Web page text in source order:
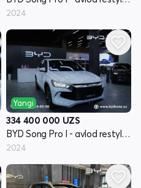
2024
Yangi
334 400 000 UZS
BYD Song Pro I - avlod restyling
2024